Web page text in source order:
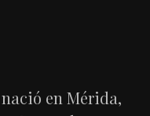
en Mérida,